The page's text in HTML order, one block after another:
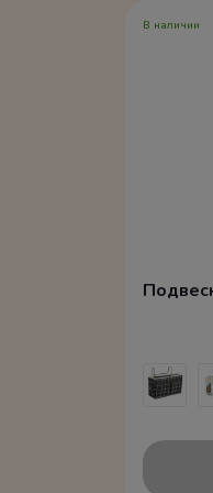
В наличии